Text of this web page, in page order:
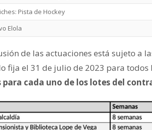
Pista de Hockey
Elola
de las actuaciones está sujeto a
fija el 31 de julio de 2023 para todos
para cada uno de los lotes del